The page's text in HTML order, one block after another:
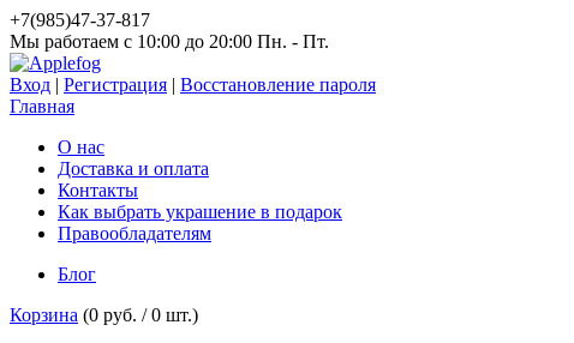
+7(985)47-37-817
Мы работаем c 10:00 до 20:00 Пн. - Пт.
Вход | Регистрация | Восстановление пароля
Главная
О нас
Доставка и оплата
Контакты
Как выбрать украшение в подарок
Правообладателям
Блог
Корзина (0 руб. /0 шт.)